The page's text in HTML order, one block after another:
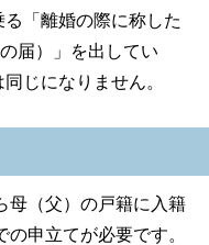
「離婚の際に称した
届）」を出してい
じになりません。
母（父）の戸籍に入籍
申立てが必要です。